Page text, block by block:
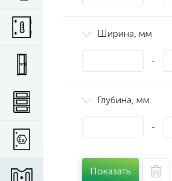
Ширина, мм
-
Глубина, мм
-
Показать